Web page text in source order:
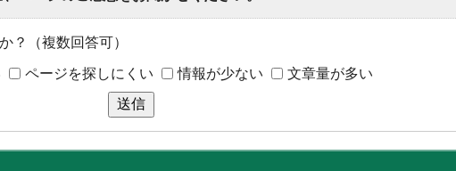
？（複数回答可）
ページを探しにくい 情報が少ない
文章量が多い
送信